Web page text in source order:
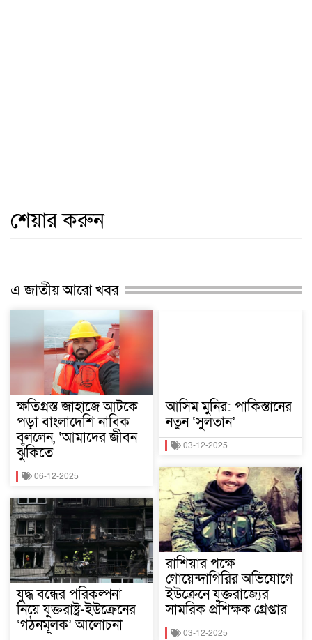
শেয়ার করুন
এ জাতীয় আরো খবর
ক্ষতিগ্রস্ত জাহাজে আটকে
পড়া বাংলাদেশি নাবিক
বললেন, ‘আমাদের জীবন
ঝুঁকিতে
06-12-2025
যুদ্ধ বন্ধের পরিকল্পনা
নিয়ে যুক্তরাষ্ট্র-ইউক্রেনের
‘গঠনমূলক’ আলোচনা
আসিম মুনির: পাকিস্তানের
নতুন ‘সুলতান’
03-12-2025
রাশিয়ার পক্ষে
গোয়েন্দাগিরির অভিযোগে
ইউক্রেনে যুক্তরাজ্যের
সামরিক প্রশিক্ষক গ্রেপ্তার
03-12-2025